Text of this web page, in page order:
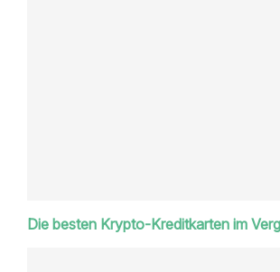
Die besten Krypto-Kreditkarten im